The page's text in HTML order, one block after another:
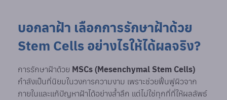
บอกลาฝ้า เลือกการรักษาฝ้าด้วย
Stem Cells อย่างไรให้ได้ผลจริง?
การรักษาฝ้าด้วย MSCs (Mesenchymal Stem Cells)
กำลังเป็นที่นิยมในวงการความงาม เพราะช่วยฟื้นฟูผิวจาก
ภายในและแก้ปัญหาฝ้าได้อย่างล้ำลึก แต่ไม่ใช่ทุกที่ที่ให้ผลลัพธ์